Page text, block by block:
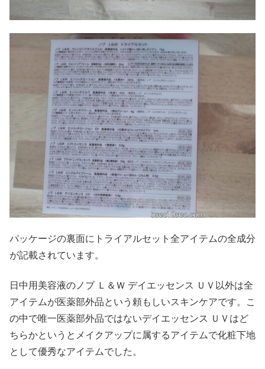
パッケージの裏面にトライアルセット全アイテムの全成分
が記載されています。
日中用美容液のノブ Ｌ＆Ｗ デイエッセンス ＵＶ以外は全
アイテムが医薬部外品という頼もしいスキンケアです。こ
の中で唯一医薬部外品ではないデイエッセンス ＵＶはど
ちらかというとメイクアップに属するアイテムで化粧下地
として優秀なアイテムでした。